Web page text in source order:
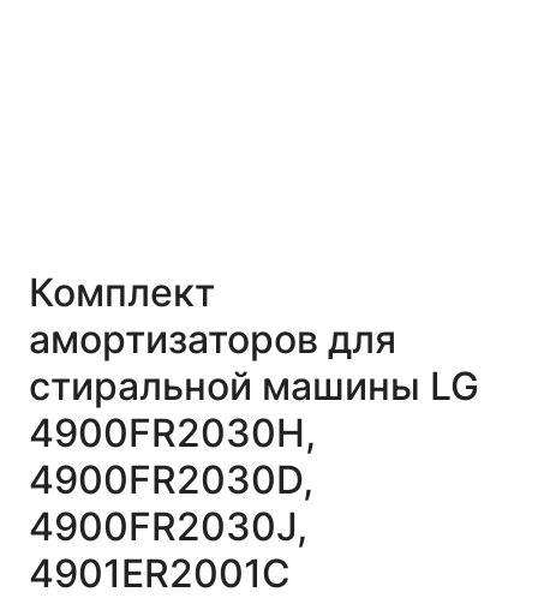
Комплект
амортизаторов для
стиральной машины LG
4900FR2030H,
4900FR2030D,
4900FR2030J,
4901ER2001C